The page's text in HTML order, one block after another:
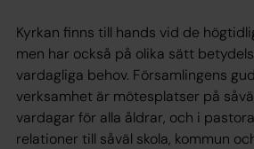
Kyrkan finns till hands vid de
men har också på olika sätt
vardagliga behov. Församlingens
verksamhet är mötesplatser på
vardagar för alla åldrar, och i
relationer till såväl skola, kommun